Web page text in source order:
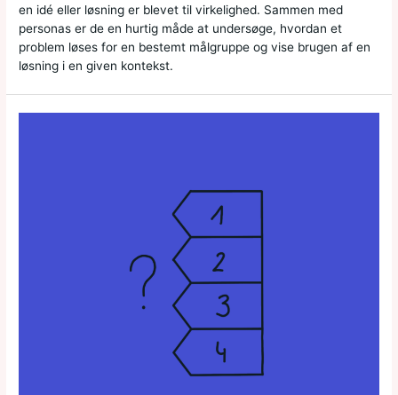
en idé eller løsning er blevet til virkelighed. Sammen med
personas er de en hurtig måde at undersøge, hvordan et
problem løses for en bestemt målgruppe og vise brugen af en
løsning i en given kontekst.